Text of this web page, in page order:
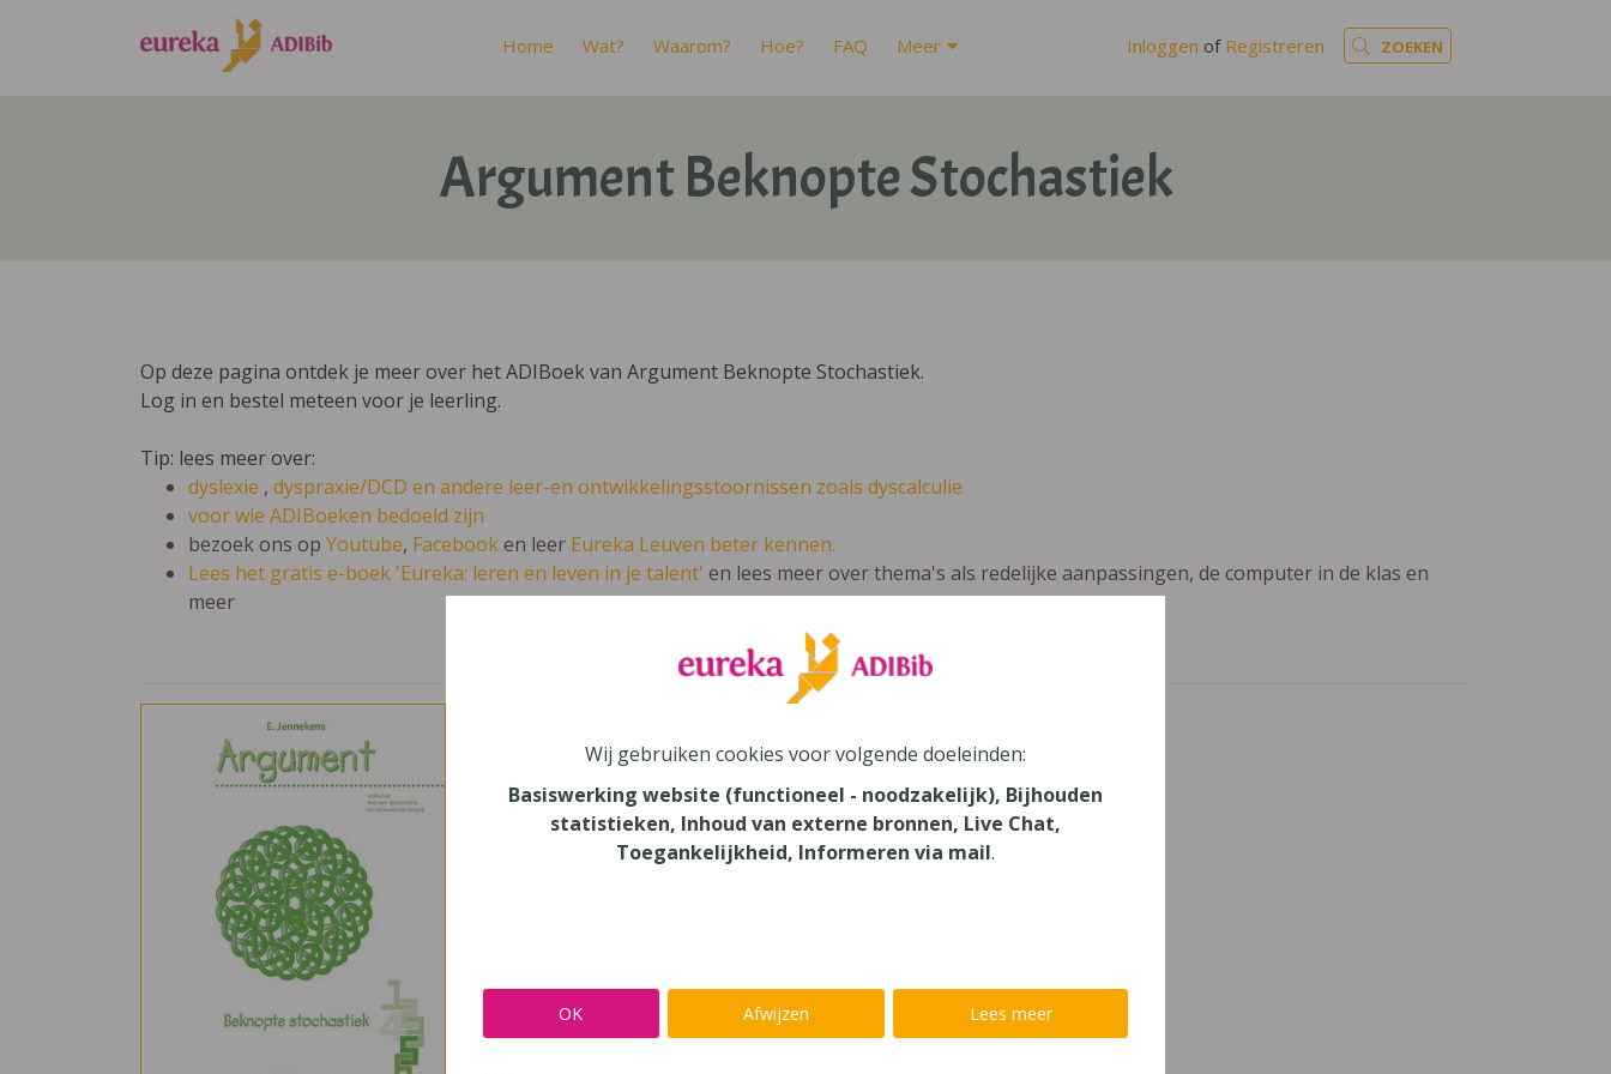
Home Wat? Waarom? Hoe? FAQ Meer Inloggen of Registreren ZOEKEN
Argument Beknopte Stochastiek
Op deze pagina ontdek je meer over het ADIBoek van Argument Beknopte Stochastiek.
Log in en bestel meteen voor je leerling.
Tip: lees meer over:
dyslexie , dyspraxie/DCD en andere leer-en ontwikkelingsstoornissen zoals dyscalculie
voor wie ADIBoeken bedoeld zijn
bezoek ons op Youtube, Facebooken leer Eureka Leuven beter kennen.
Lees het gratis e-boek 'Eureka: leren en leven in je talent' en lees meer over thema's als redelijke aanpassingen, de computer in de klas en
meer
Wiskunde
Secundair Onderwijs
Uitgeverij
De Boeck
Wij gebruiken cookies voor volgende doeleinden:
Basiswerking website (functioneel - noodzakelijk), Bijhouden
statistieken, Inhoud van externe bronnen, Live Chat,
Toegankelijkheid, Informeren via mail.
OK Afwijzen Lees meer